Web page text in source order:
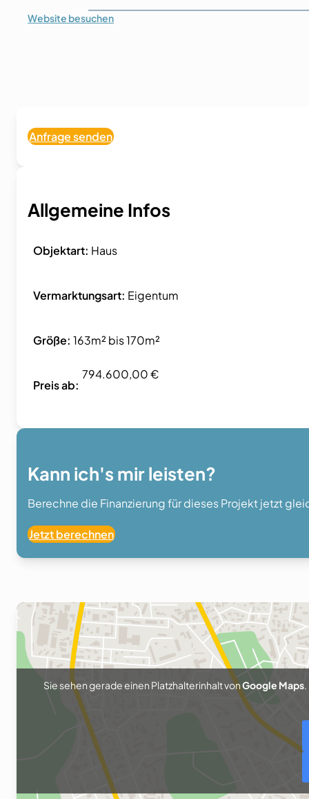
Website besuchen
Anfrage senden
Allgemeine Infos
Objektart: Haus
Vermarktungsart: Eigentum
Größe: 163m² bis 170m²
Preis ab:
794.600,00 €
Kann ich's mir leisten?
Berechne die Finanzierung für dieses Projekt jetzt
Jetzt berechnen
Sie sehen gerade einen Platzhalterinhalt vonGoogle Maps